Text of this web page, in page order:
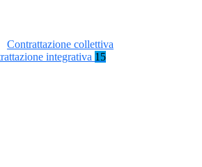
Contrattazione collettiva
integrativa 15